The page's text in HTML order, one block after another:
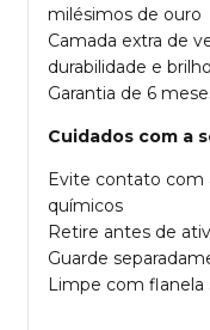
milésimos de ouro
Camada extra de
durabilidade e brilho
Garantia de 6
Cuidados com a
Evite contato com
químicos
Retire antes de
Guarde
Limpe com flanela